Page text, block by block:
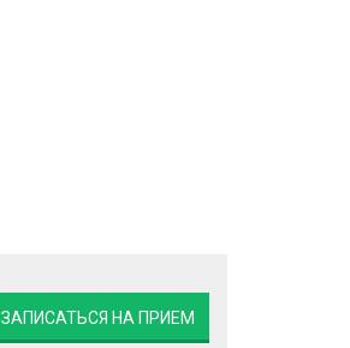
ЗАПИСАТЬСЯ НА ПРИЕМ